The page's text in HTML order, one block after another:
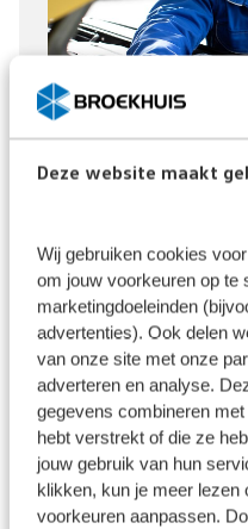
Deze website maakt
Wij gebruiken cookies
om jouw voorkeuren op te
marketingdoeleinden
advertenties). Ook delen
van onze site met onze
adverteren en analyse.
gegevens combineren
hebt verstrekt of die ze
jouw gebruik van hun
klikken, kun je meer lezen
voorkeuren aanpassen.